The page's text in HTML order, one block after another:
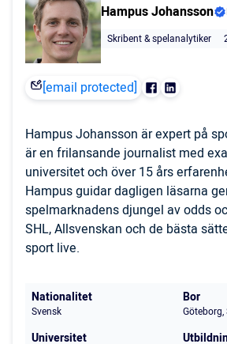
Hampus Johansson
Skribent & spelanalytiker
[email protected]
Hampus Johansson är expert på
är en frilansande journalist med
universitet och över 15 års
Hampus guidar dagligen läsarna
spelmarknadens djungel av odds
SHL, Allsvenskan och de bästa
sport live.
Nationalitet
Svensk
Bor
Göteborg,
Universitet